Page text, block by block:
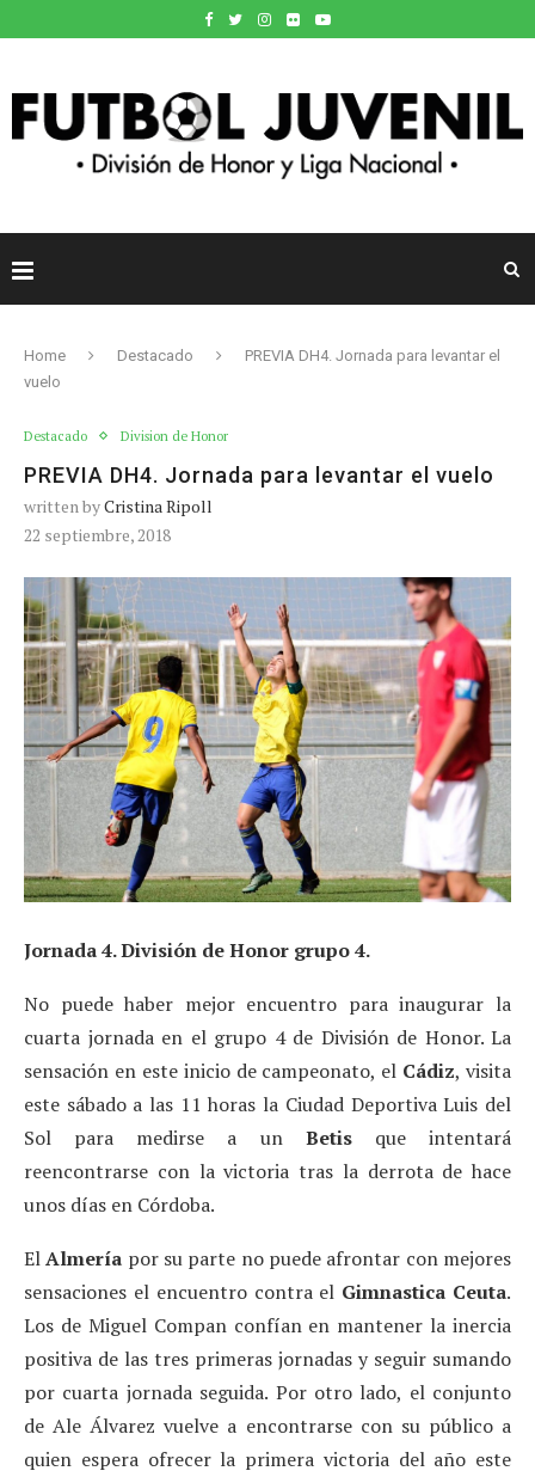
Home Destacado
PREVIA DH4. Jornada para levantar el
vuelo
Destacado Division de Honor
PREVIA DH4. Jornada para levantar el vuelo
written byCristina Ripoll
22 septiembre, 2018
Jornada 4. División de Honor grupo 4.
No puede haber mejor encuentro para inaugurar la
cuarta jornada en el grupo 4 de División de Honor. La
sensación en este inicio de campeonato, el Cádiz, visita
este sábado a las 11 horas la Ciudad Deportiva Luis del
Sol para medirse a un Betisque intentará
reencontrarse con la victoria tras la derrota de hace
unos días en Córdoba.
ElAlmería por su parte no puede afrontar con mejores
sensaciones el encuentro contra el Gimnastica Ceuta.
Los de Miguel Compan confían en mantener la inercia
positiva de las tres primeras jornadas y seguir sumando
por cuarta jornada seguida. Por otro lado, el conjunto
de Ale Álvarez vuelve a encontrarse con su público a
quien espera ofrecer la primera victoria del año este